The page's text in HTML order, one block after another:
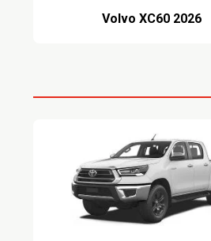
Volvo XC60 2026